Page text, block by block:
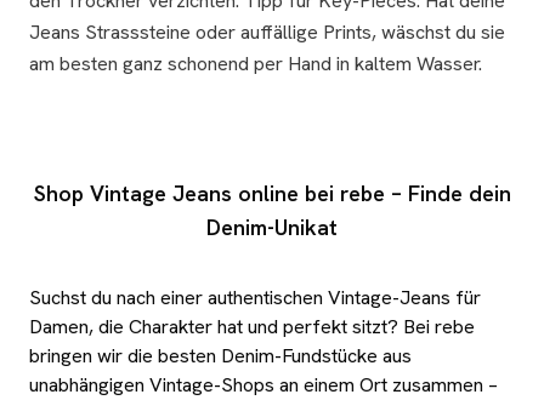
Jeans Strasssteine oder auffällige Prints, wäschst du sie
am besten ganz schonend per Hand in kaltem Wasser.
Shop Vintage Jeans online bei rebe – Finde dein
Denim-Unikat
Suchst du nach einer authentischen Vintage-Jeans für
Damen, die Charakter hat und perfekt sitzt? Bei rebe
bringen wir die besten Denim-Fundstücke aus
unabhängigen Vintage-Shops an einem Ort zusammen –